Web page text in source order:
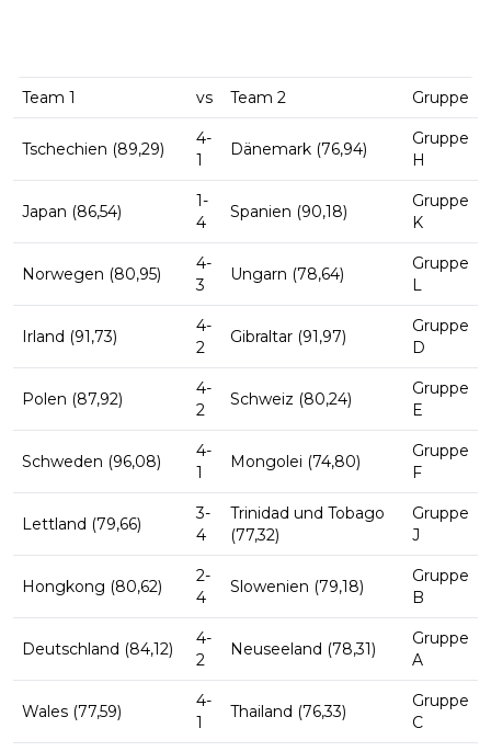
Team 1 vs Team 2 Gruppe
Tschechien (89,29)
4-
1
Dänemark (76,94)
Gruppe
H
Japan (86,54)
1-
4
Spanien (90,18)
Gruppe
K
Norwegen (80,95)
4-
3
Ungarn (78,64)
Gruppe
L
Irland (91,73)
4-
2
Gibraltar (91,97)
Gruppe
D
Polen (87,92)
4-
2
Schweiz (80,24)
Gruppe
E
Schweden (96,08)
4-
1
Mongolei (74,80)
Gruppe
F
Lettland (79,66)
3-
4
Trinidad und Tobago
(77,32)
Gruppe
J
Hongkong (80,62)
2-
4
Slowenien (79,18)
Gruppe
B
Deutschland (84,12)
4-
2
Neuseeland (78,31)
Gruppe
A
Wales (77,59)
4-
1
Thailand (76,33)
Gruppe
C